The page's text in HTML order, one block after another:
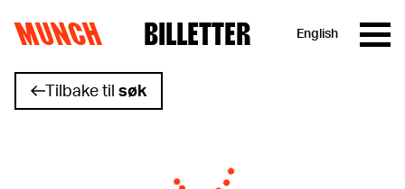
Hopp til innhold
MUNCH BILLETTER English
Tilbake til søk